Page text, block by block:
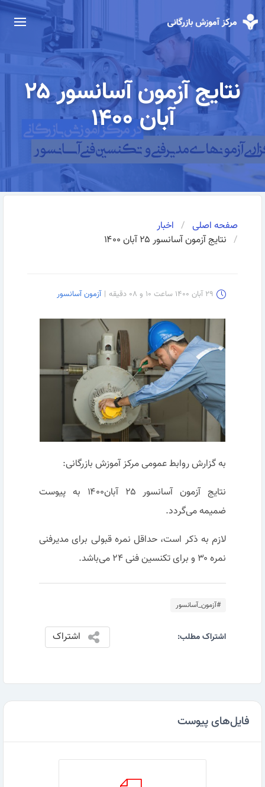
نتایج آزمون آسانسور ۲۵
آبان ۱۴۰۰
صفحه اصلی
اخبار
نتایج آزمون آسانسور ۲۵ آبان ۱۴۰۰
۲۹ آبان ۱۴۰۰ ساعت ۱۰ و ۰۸ دقیقه | آزمون آسانسور
به گزارش روابط عمومی مرکز آموزش بازرگانی:
نتایج آزمون آسانسور ۲۵ آبان۱۴۰۰ به پیوست
ضمیمه می‌گردد.
لازم به ذکر است، حداقل نمره قبولی برای مدیرفنی
نمره ۳۰ و برای تکنسین فنی ۲۴ می‌باشد.
#آزمون_آسانسور
اشتراک مطلب: اشتراک
فایل‌های پیوست